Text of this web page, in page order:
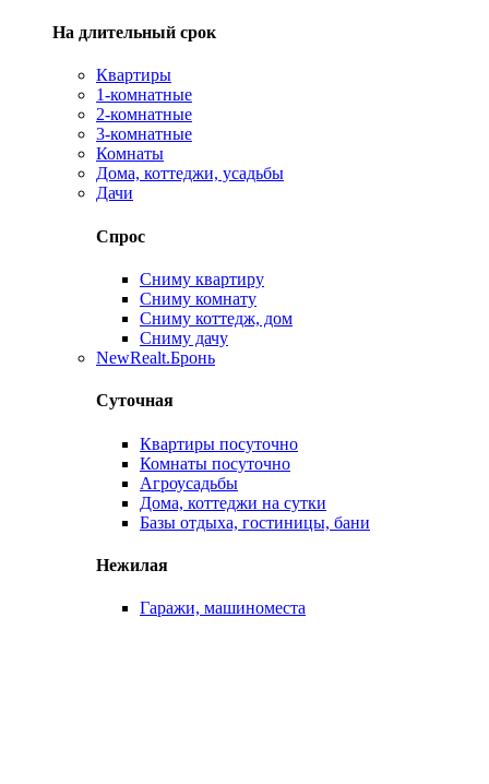
На длительный срок
Квартиры
1-комнатные
2-комнатные
3-комнатные
Комнаты
Дома, коттеджи, усадьбы
Дачи
Спрос
Сниму квартиру
Сниму комнату
Сниму коттедж, дом
Сниму дачу
NewRealt.Бронь
Суточная
Квартиры посуточно
Комнаты посуточно
Агроусадьбы
Дома, коттеджи на сутки
Базы отдыха, гостиницы, бани
Нежилая
Гаражи, машиноместа